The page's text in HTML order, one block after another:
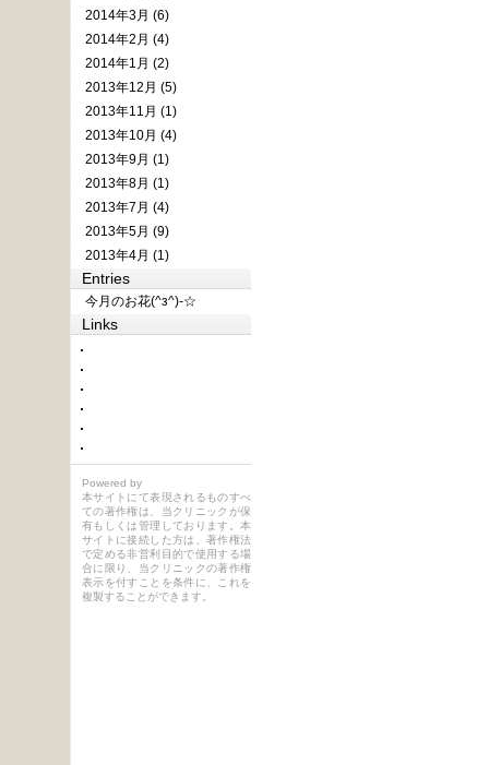
2014年3月 (6)
2014年2月 (4)
2014年1月 (2)
2013年12月 (5)
2013年11月 (1)
2013年10月 (4)
2013年9月 (1)
2013年8月 (1)
2013年7月 (4)
2013年5月 (9)
2013年4月 (1)
Entries
今月のお花(^з^)-☆
Links
Powered by
本サイトにて表現されるものすべ
ての著作権は、当クリニックが保
有もしくは管理しております。本
サイトに接続した方は、著作権法
で定める非営利目的で使用する場
合に限り、当クリニックの著作権
表示を付すことを条件に、これを
複製することができます。